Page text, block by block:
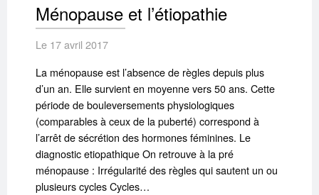
Ménopause et l’étiopathie
Le 17 avril 2017
La ménopause est l’absence de règles depuis plus
d’un an. Elle survient en moyenne vers 50 ans. Cette
période de bouleversements physiologiques
(comparables à ceux de la puberté) correspond à
l’arrêt de sécrétion des hormones féminines. Le
diagnostic etiopathique On retrouve à la pré
ménopause : Irrégularité des règles qui sautent un ou
plusieurs cycles Cycles…